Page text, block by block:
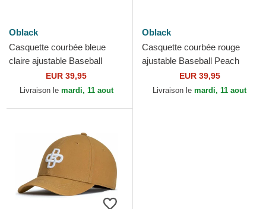
Oblack
Casquette courbée bleue
claire ajustable Baseball
Peach OBL104 Oblack
EUR 39,95
Livraison le mardi, 11 aout
Oblack
Casquette courbée rouge
ajustable Baseball Peach
OLB044 Oblack
EUR 39,95
Livraison le mardi, 11 aout